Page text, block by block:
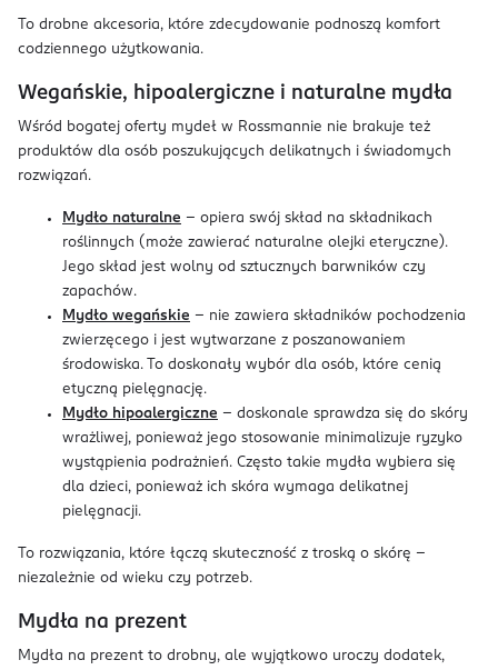
To drobne akcesoria, które zdecydowanie podnoszą komfort
codziennego użytkowania.
Wegańskie, hipoalergiczne i naturalne mydła
Wśród bogatej oferty mydeł w Rossmannie nie brakuje też
produktów dla osób poszukujących delikatnych i świadomych
rozwiązań.
Mydło naturalne – opiera swój skład na składnikach
roślinnych (może zawierać naturalne olejki eteryczne).
Jego skład jest wolny od sztucznych barwników czy
zapachów.
Mydło wegańskie – nie zawiera składników pochodzenia
zwierzęcego i jest wytwarzane z poszanowaniem
środowiska. To doskonały wybór dla osób, które cenią
etyczną pielęgnację.
Mydło hipoalergiczne – doskonale sprawdza się do skóry
wrażliwej, ponieważ jego stosowanie minimalizuje ryzyko
wystąpienia podrażnień. Często takie mydła wybiera się
dla dzieci, ponieważ ich skóra wymaga delikatnej
pielęgnacji.
To rozwiązania, które łączą skuteczność z troską o skórę –
niezależnie od wieku czy potrzeb.
Mydła na prezent
Mydła na prezent to drobny, ale wyjątkowo uroczy dodatek,